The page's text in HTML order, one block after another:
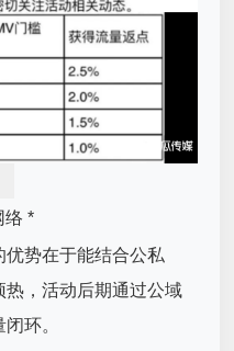
络 *
势在于能结合公私
，活动后期通过公域
环。